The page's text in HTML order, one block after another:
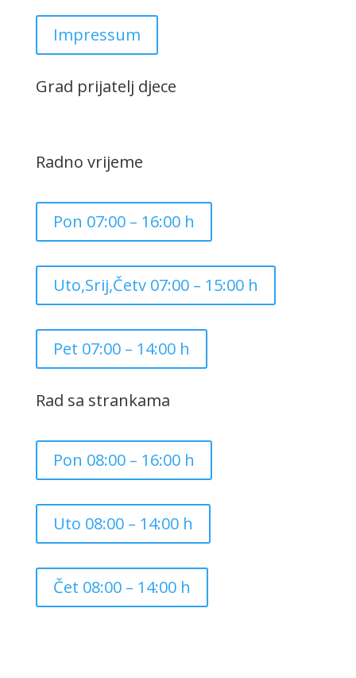
Impressum
Grad prijatelj djece
Radno vrijeme
Pon 07:00 – 16:00 h
Uto,Srij,Četv 07:00 – 15:00 h
Pet 07:00 – 14:00 h
Rad sa strankama
Pon 08:00 – 16:00 h
Uto 08:00 – 14:00 h
Čet 08:00 – 14:00 h